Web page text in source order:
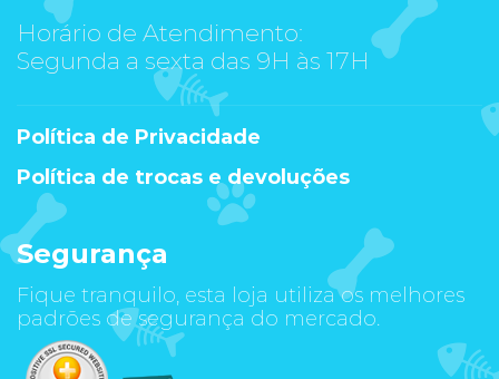
Horário de Atendimento:
Segunda a sexta das 9H às 17H
Política de Privacidade
Política de trocas e devoluções
Segurança
Fique tranquilo, esta loja utiliza os melhores
padrões de segurança do mercado.